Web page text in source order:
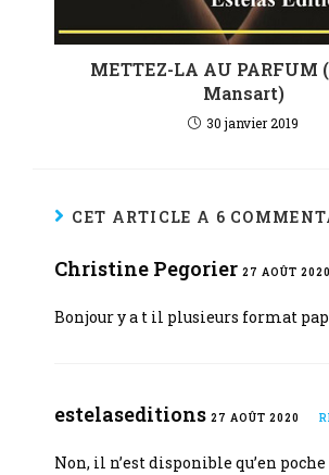
METTEZ-LA AU PARFUM
Mansart)
30 janvier 2019
CET ARTICLE A 6
Christine Pegorier 27 AOÛT 2020
Bonjour y a t il plusieurs format
estelaseditions 27 AOÛT 2020
Non, il n’est disponible qu’en poche